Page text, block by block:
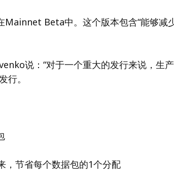
Mainnet Beta中。这个版本包含“能够减
说：“对于一个重大的发行来说，生
行。
，节省每个数据包的1个分配